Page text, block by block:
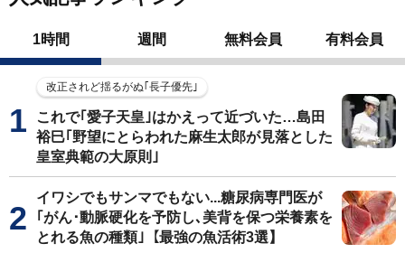
1時間 週間 無料会員 有料会員
改正されど揺るがぬ｢長子優先｣
これで｢愛子天皇｣はかえって近づいた…島田
裕巳｢野望にとらわれた麻生太郎が見落とした
皇室典範の大原則｣
イワシでもサンマでもない...糖尿病専門医が
｢がん･動脈硬化を予防し､美背を保つ栄養素を
とれる魚の種類｣【最強の魚活術3選】